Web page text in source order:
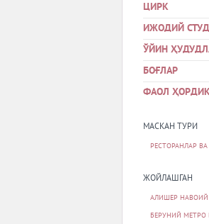
ЦИРК
ИЖОДИЙ
ЎЙИН
БОҒЛАР
ФАОЛ
МАСКАН ТУРИ
ЖОЙЛАШГАН
БЕРУНИЙ МЕТРО